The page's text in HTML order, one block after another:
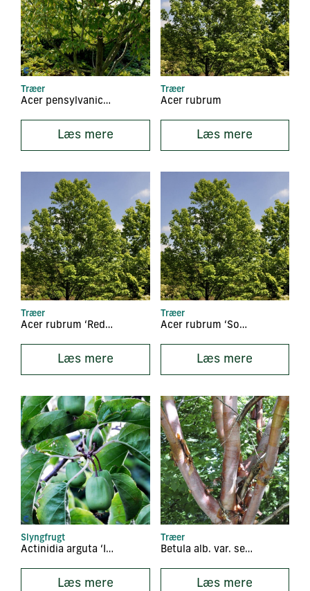
Træer
Acer pensylvanicum
Læs mere
Træer
Acer rubrum
Læs mere
Træer
Acer rubrum ‘Red Sunset’
Læs mere
Træer
Acer rubrum ‘Somerset’
Læs mere
Slyngfrugt
Actinidia arguta ‘Issai’
Læs mere
Træer
Betula alb. var. septentrionalis
Læs mere